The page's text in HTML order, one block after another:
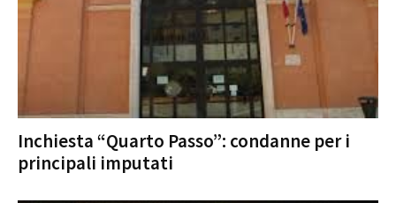
Inchiesta “Quarto Passo”: condanne per i
principali imputati